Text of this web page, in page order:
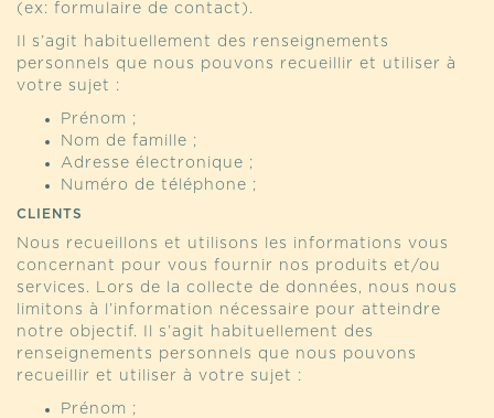
(ex: formulaire de contact).
Il s’agit habituellement des renseignements
personnels que nous pouvons recueillir et utiliser à
votre sujet :
Prénom ;
Nom de famille ;
Adresse électronique ;
Numéro de téléphone ;
CLIENTS
Nous recueillons et utilisons les informations vous
concernant pour vous fournir nos produits et/ou
services. Lors de la collecte de données, nous nous
limitons à l’information nécessaire pour atteindre
notre objectif. Il s’agit habituellement des
renseignements personnels que nous pouvons
recueillir et utiliser à votre sujet :
Prénom ;